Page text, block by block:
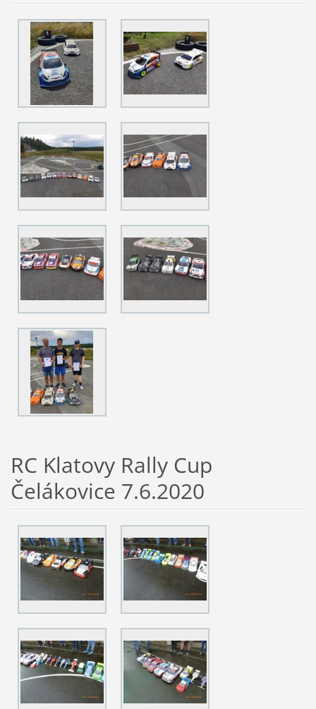
RC Klatovy Rally Cup
Čelákovice 7.6.2020